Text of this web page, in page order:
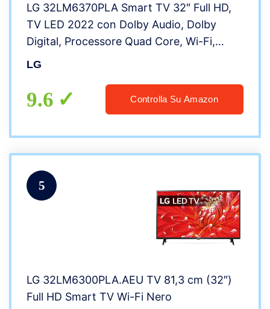
LG 32LM6370PLA Smart TV 32″ Full HD,
TV LED 2022 con Dolby Audio, Dolby
Digital, Processore Quad Core, Wi-Fi,
Audio Surround
LG
9.6 Controlla Su Amazon
5
LG 32LM6300PLA.AEU TV 81,3 cm (32″)
Full HD Smart TV Wi-Fi Nero